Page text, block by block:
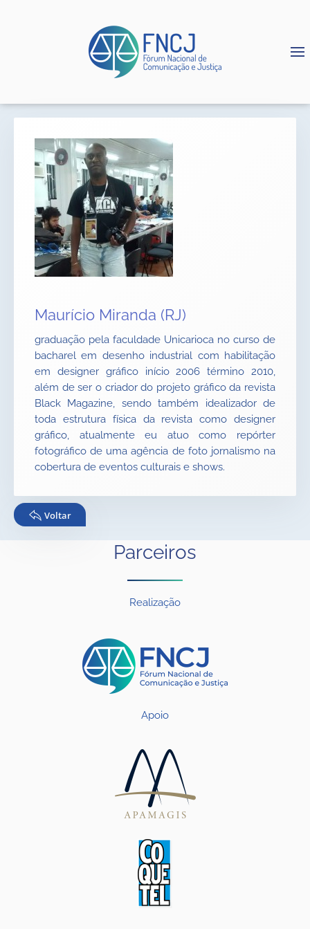
Maurício Miranda (RJ)
graduação pela faculdade Unicarioca no curso de
bacharel em desenho industrial com habilitação
em designer gráfico início 2006 término 2010,
além de ser o criador do projeto gráfico da revista
Black Magazine, sendo também idealizador de
toda estrutura física da revista como designer
gráfico, atualmente eu atuo como repórter
fotográfico de uma agência de foto jornalismo na
cobertura de eventos culturais e shows.
Voltar
Parceiros
Realização
Apoio